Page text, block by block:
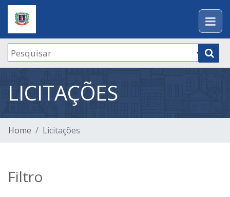
LICITAÇÕES
Home Licitações
Filtro